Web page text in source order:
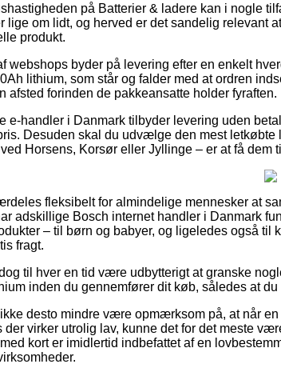
på Batterier & ladere kan i nogle
lige om lidt, og herved er det sandelig relevant
produkt.
webshops byder på levering efter en enkelt
lithium, som står og falder med at ordren
afsted forinden de pakkeansatte holder fyraften.
e-handler i Danmark tilbyder levering uden
Desuden skal du udvælge den mest
Horsens, Korsør eller Jyllinge – er at få dem
fleksibelt for almindelige mennesker at
adskillige Bosch internet handler i Danmark
– til børn og babyer, og ligeledes også
fragt.
til hver en tid være udbytterigt at granske
inden du gennemfører dit køb, således at
desto mindre være opmærksom på, at når
der virker utrolig lav, kunne det for det meste
kort er imidlertid indbefattet af en